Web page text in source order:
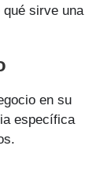
sirve una
en su
específica